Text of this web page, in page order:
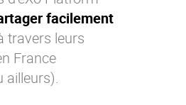
facilement
travers leurs
France
ailleurs).